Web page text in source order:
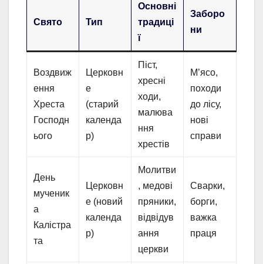
Свято Тип
Основні
традиці
ї
Заборо
ни
Воздвиж
ення
Хреста
Господн
ього
Церковн
е
(старий
календа
р)
Піст,
хресні
ходи,
малюва
ння
хрестів
М’ясо,
походи
до лісу,
нові
справи
День
мученик
а
Калістра
та
Церковн
е (новий
календа
р)
Молитви
, медові
пряники,
відвідув
ання
церкви
Сварки,
борги,
важка
праця